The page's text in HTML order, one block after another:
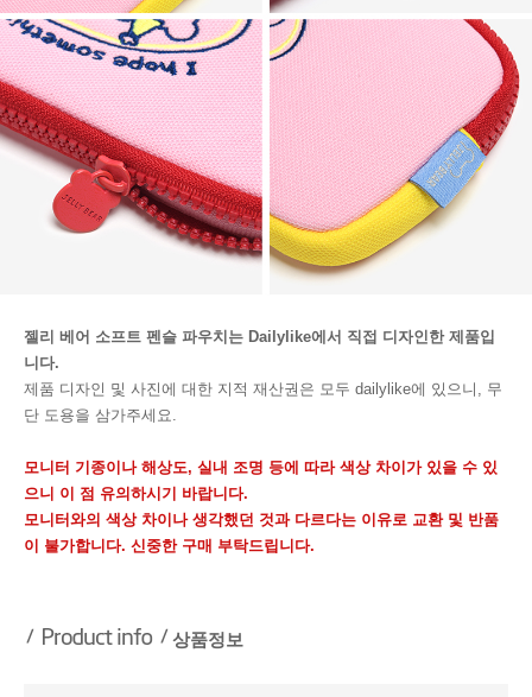
젤리 베어 소프트 펜슬 파우치는 Dailylike에서 직접 디자인한 제품입
니다.
제품 디자인 및 사진에 대한 지적 재산권은 모두 dailylike에 있으니, 무
단 도용을 삼가주세요.
모니터 기종이나 해상도, 실내 조명 등에 따라 색상 차이가 있을 수 있
으니 이 점 유의하시기 바랍니다.
모니터와의 색상 차이나 생각했던 것과 다르다는 이유로 교환 및 반품
이 불가합니다. 신중한 구매 부탁드립니다.
상품정보